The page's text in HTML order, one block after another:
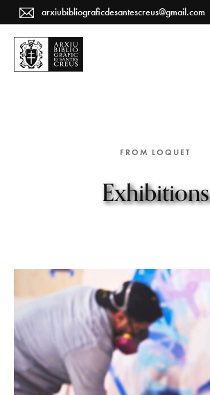
arxiubibliograficdesantescreus@gmail.com
FROM LOQUET
Exhibitions